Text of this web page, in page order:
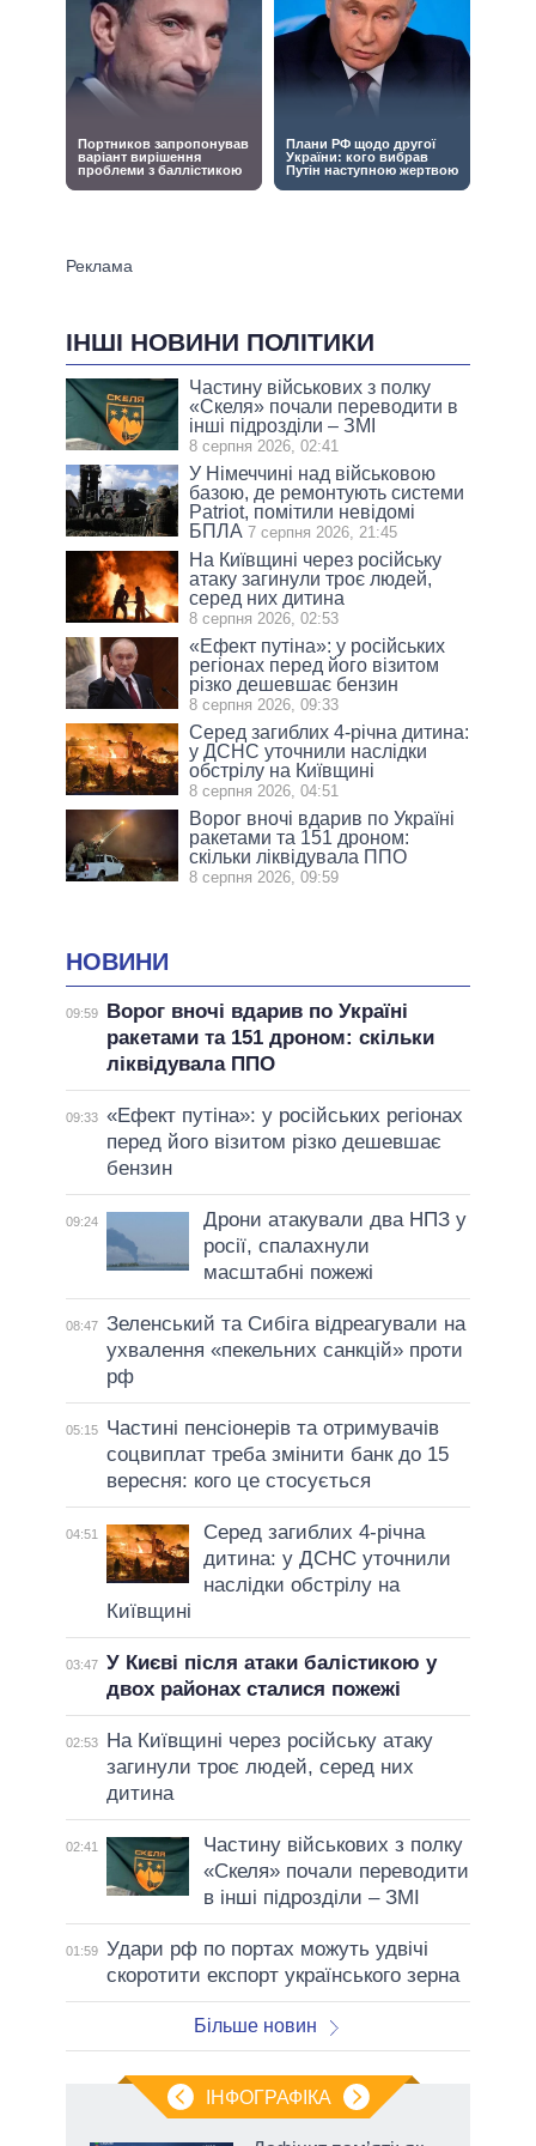
ІНШІ НОВИНИ ПОЛІТИКИ
Частину військових з полку
«Скеля» почали переводити в
інші підрозділи – ЗМІ
8 серпня 2026, 02:41
У Німеччині над військовою
базою, де ремонтують системи
Patriot, помітили невідомі
БПЛА 7 серпня 2026, 21:45
На Київщині через російську
атаку загинули троє людей,
серед них дитина
8 серпня 2026, 02:53
«Ефект путіна»: у російських
регіонах перед його візитом
різко дешевшає бензин
8 серпня 2026, 09:33
Серед загиблих 4-річна дитина:
у ДСНС уточнили наслідки
обстрілу на Київщині
8 серпня 2026, 04:51
Ворог вночі вдарив по Україні
ракетами та 151 дроном:
скільки ліквідувала ППО
8 серпня 2026, 09:59
НОВИНИ
09:59
Ворог вночі вдарив по Україні
ракетами та 151 дроном: скільки
ліквідувала ППО
09:33 «Ефект путіна»: у російських регіонах
перед його візитом різко дешевшає
бензин
09:24
Дрони атакували два НПЗ у
росії, спалахнули
масштабні пожежі
08:47 Зеленський та Сибіга відреагували на
ухвалення «пекельних санкцій» проти
рф
05:15
Частині пенсіонерів та отримувачів
соцвиплат треба змінити банк до 15
вересня: кого це стосується
04:51
Серед загиблих 4-річна
дитина: у ДСНС уточнили
наслідки обстрілу на
Київщині
03:47 У Києві після атаки балістикою у
двох районах сталися пожежі
02:53
На Київщині через російську атаку
загинули троє людей, серед них
дитина
02:41
Частину військових з полку
«Скеля» почали переводити
в інші підрозділи – ЗМІ
01:59 Удари рф по портах можуть удвічі
скоротити експорт українського зерна
Більше новин
ІНФОГРАФІКА